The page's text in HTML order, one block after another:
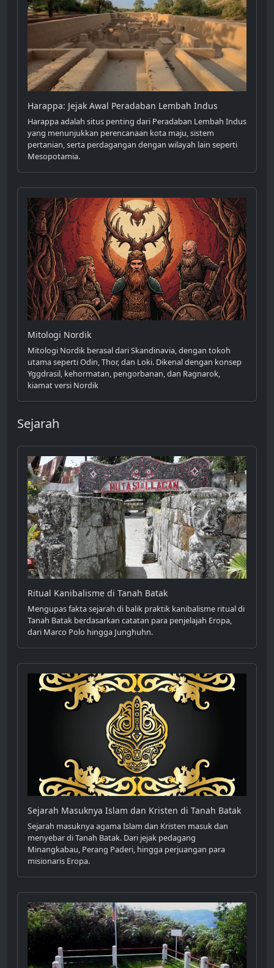
Harappa: Jejak Awal Peradaban Lembah Indus
Harappa adalah situs penting dari Peradaban Lembah Indus
yang menunjukkan perencanaan kota maju, sistem
pertanian, serta perdagangan dengan wilayah lain seperti
Mesopotamia.
Mitologi Nordik
Mitologi Nordik berasal dari Skandinavia, dengan tokoh
utama seperti Odin, Thor, dan Loki. Dikenal dengan konsep
Yggdrasil, kehormatan, pengorbanan, dan Ragnarok,
kiamat versi Nordik
Sejarah
Ritual Kanibalisme di Tanah Batak
Mengupas fakta sejarah di balik praktik kanibalisme ritual di
Tanah Batak berdasarkan catatan para penjelajah Eropa,
dari Marco Polo hingga Junghuhn.
Sejarah Masuknya Islam dan Kristen di Tanah Batak
Sejarah masuknya agama Islam dan Kristen masuk dan
menyebar di Tanah Batak. Dari jejak pedagang
Minangkabau, Perang Paderi, hingga perjuangan para
misionaris Eropa.